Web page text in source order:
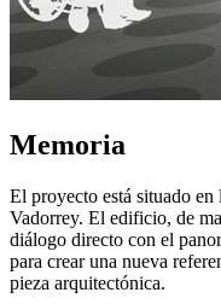
Memoria
El proyecto está situado en
Vadorrey. El edificio, de
diálogo directo con el
para crear una nueva
pieza arquitectónica.